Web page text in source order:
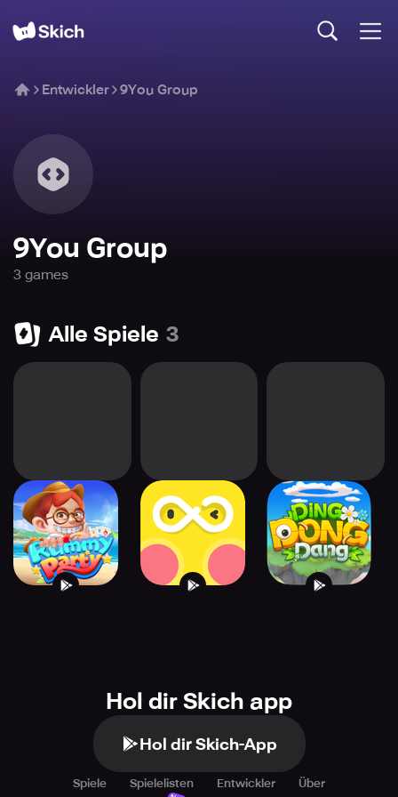
Entwickler 9You Group
9You Group
3 games
Alle Spiele 3
Rummy Party
Party Infinity-
CrayonShinParty
Ding Dong Dang
Hol dir Skich app
Hol dir Skich-App
Spiele Spielelisten Entwickler Über